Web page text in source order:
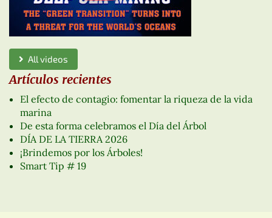
All videos
Artículos recientes
El efecto de contagio: fomentar la riqueza de la vida
marina
De esta forma celebramos el Día del Árbol
DÍA DE LA TIERRA 2026
¡Brindemos por los Árboles!
Smart Tip # 19